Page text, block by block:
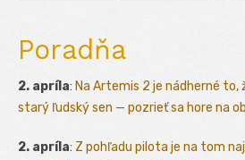
Poradňa
2. apríla: Na Artemis 2 je nádherné to,
starý ľudský sen — pozrieť sa hore na
2. apríla: Z pohľadu pilota je na tom